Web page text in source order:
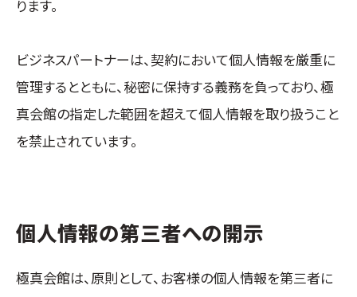
ります。
ビジネスパートナーは、契約において個人情報を厳重に
管理するとともに、秘密に保持する義務を負っており、極
真会館の指定した範囲を超えて個人情報を取り扱うこと
を禁止されています。
個人情報の第三者への開示
極真会館は、原則として、お客様の個人情報を第三者に